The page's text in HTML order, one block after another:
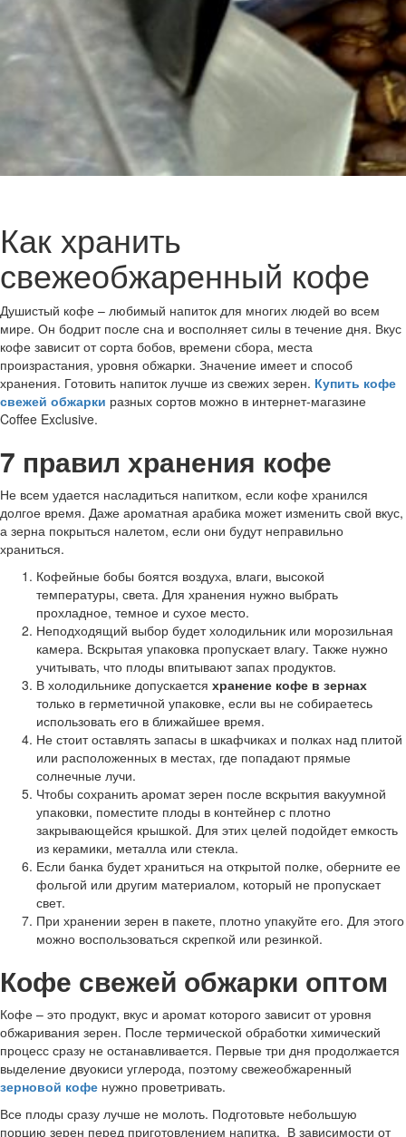
Как хранить
свежеобжаренный кофе
Душистый кофе – любимый напиток для многих людей во всем
мире. Он бодрит после сна и восполняет силы в течение дня. Вкус
кофе зависит от сорта бобов, времени сбора, места
произрастания, уровня обжарки. Значение имеет и способ
хранения. Готовить напиток лучше из свежих зерен. Купить кофе
свежей обжарки разных сортов можно в интернет-магазине
Coffee Exclusive.
7 правил хранения кофе
Не всем удается насладиться напитком, если кофе хранился
долгое время. Даже ароматная арабика может изменить свой вкус,
а зерна покрыться налетом, если они будут неправильно
храниться.
Кофейные бобы боятся воздуха, влаги, высокой
температуры, света. Для хранения нужно выбрать
прохладное, темное и сухое место.
Неподходящий выбор будет холодильник или морозильная
камера. Вскрытая упаковка пропускает влагу. Также нужно
учитывать, что плоды впитывают запах продуктов.
В холодильнике допускается хранение кофе в зернах
только в герметичной упаковке, если вы не собираетесь
использовать его в ближайшее время.
Не стоит оставлять запасы в шкафчиках и полках над плитой
или расположенных в местах, где попадают прямые
солнечные лучи.
Чтобы сохранить аромат зерен после вскрытия вакуумной
упаковки, поместите плоды в контейнер с плотно
закрывающейся крышкой. Для этих целей подойдет емкость
из керамики, металла или стекла.
Если банка будет храниться на открытой полке, оберните ее
фольгой или другим материалом, который не пропускает
свет.
При хранении зерен в пакете, плотно упакуйте его. Для этого
можно воспользоваться скрепкой или резинкой.
Кофе свежей обжарки оптом
Кофе – это продукт, вкус и аромат которого зависит от уровня
обжаривания зерен. После термической обработки химический
процесс сразу не останавливается. Первые три дня продолжается
выделение двуокиси углерода, поэтому свежеобжаренный
зерновой кофе нужно проветривать.
Все плоды сразу лучше не молоть. Подготовьте небольшую
порцию зерен перед приготовлением напитка. В зависимости от